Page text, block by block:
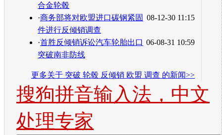
合金轮毂
08-12-30 11:15
·商务部将对欧盟进口碳钢紧固
件进行反倾销调查
06-08-31 10:59
·首胜反倾销诉讼汽车轮胎出口
突破南非防线
更多关于 突破 轮毂 反倾销 欧盟 调查 的新闻>>
搜狗拼音输入法，中文
处理专家